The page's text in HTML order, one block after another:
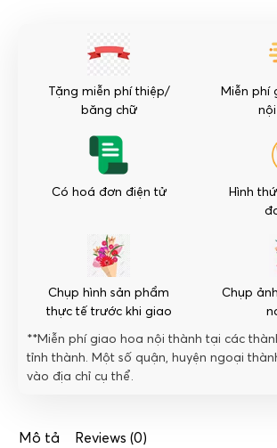
lượng
Tặng miễn phí thiệp/
băng chữ
Miễn phí
Có hoá đơn điện tử
Hình
Chụp hình sản phẩm
thực tế trước khi giao
Chụp
**Miễn phí giao hoa nội thành tại các
tỉnh thành. Một số quận, huyện ngoại
vào địa chỉ cụ thể.
Mô tả Reviews (0)